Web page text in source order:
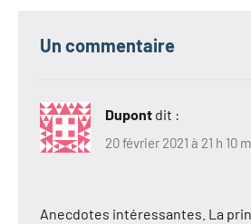
Un commentaire
Dupont dit :
20 février 2021 à 21 h 10
Anecdotes intéressantes. La